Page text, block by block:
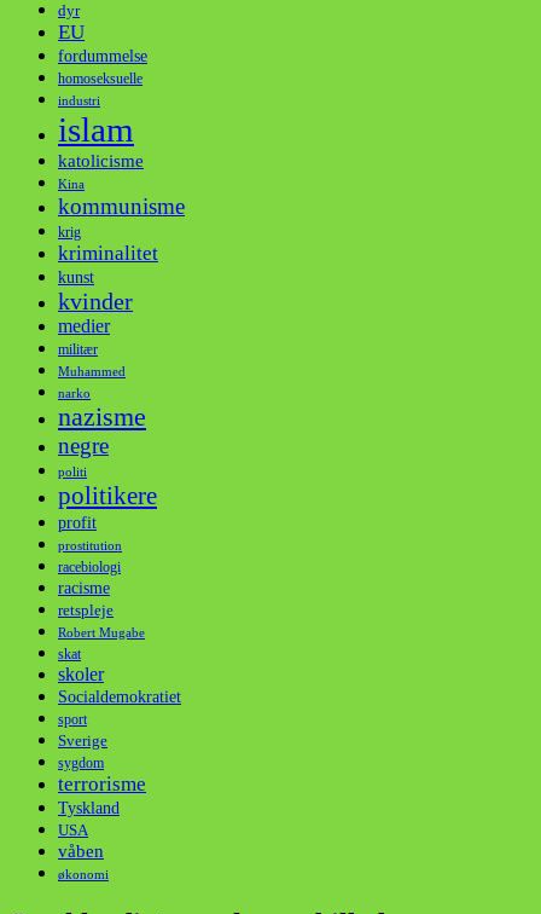
dyr
EU
fordummelse
homoseksuelle
industri
islam
katolicisme
Kina
kommunisme
krig
kriminalitet
kunst
kvinder
medier
militær
Muhammed
narko
nazisme
negre
politi
politikere
profit
prostitution
racebiologi
racisme
retspleje
Robert Mugabe
skat
skoler
Socialdemokratiet
sport
Sverige
sygdom
terrorisme
Tyskland
USA
våben
økonomi